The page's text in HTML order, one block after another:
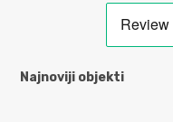
Najnoviji objekti